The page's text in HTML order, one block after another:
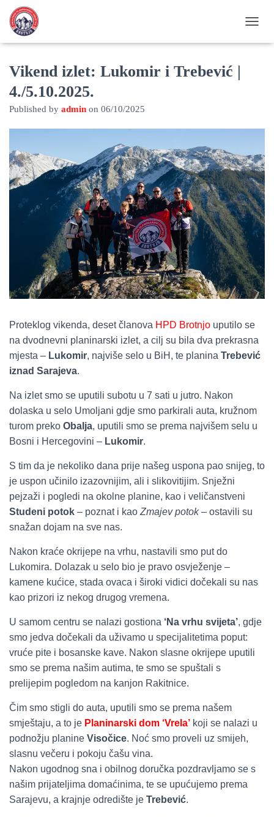
Vikend izlet: Lukomir i Trebević |
4./5.10.2025.
Published by admin on 06/10/2025
Proteklog vikenda, deset članova HPD Brotnjo uputilo se
na dvodnevni planinarski izlet, a cilj su bila dva prekrasna
mjesta – Lukomir, najviše selo u BiH, te planina Trebević
iznad Sarajeva.
Na izlet smo se uputili subotu u 7 sati u jutro. Nakon
dolaska u selo Umoljani gdje smo parkirali auta, kružnom
turom preko Obalja, uputili smo se prema najvišem selu u
Bosni i Hercegovini – Lukomir.
S tim da je nekoliko dana prije našeg uspona pao snijeg, to
je uspon učinilo izazovnijim, ali i slikovitijim. Snježni
pejzaži i pogledi na okolne planine, kao i veličanstveni
Studeni potok – poznat i kaoZmajev potok– ostavili su
snažan dojam na sve nas.
Nakon kraće okrijepe na vrhu, nastavili smo put do
Lukomira. Dolazak u selo bio je pravo osvježenje –
kamene kućice, stada ovaca i široki vidici dočekali su nas
kao prizori iz nekog drugog vremena.
U samom centru se nalazi gostiona ‘Na vrhu svijeta’, gdje
smo jedva dočekali da uživamo u specijalitetima poput:
vruće pite i bosanske kave. Nakon slasne okrijepe uputili
smo se prema našim autima, te smo se spuštali s
prelijepim pogledom na kanjon Rakitnice.
Čim smo stigli do auta, uputili smo se prema našem
smještaju, a to je Planinarski dom ‘Vrela’ koji se nalazi u
podnožju planine Visočice. Noć smo proveli uz smijeh,
slasnu večeru i pokoju čašu vina.
Nakon ugodnog sna i obilnog doručka pozdravljamo se s
našim prijateljima domaćinima, te se upućujemo prema
Sarajevu, a krajnje odredište je Trebević.